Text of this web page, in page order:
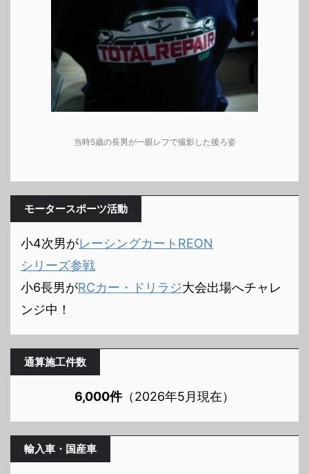
当時5歳の長男が一眼レフで撮影した後ろ姿
モータースポーツ活動
小4次男がレーシングカートREON
シリーズ参戦
小6長男がRCカー・ドリラジ大会出場へチャレ
ンジ中！
通算施工件数
6,000件（2026年5月現在）
輸入車・国産車